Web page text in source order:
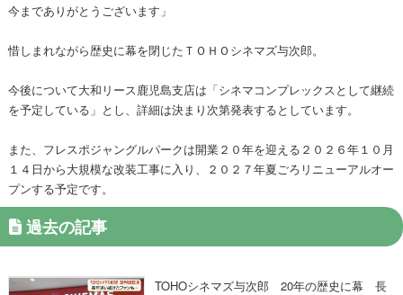
今までありがとうございます」
惜しまれながら歴史に幕を閉じたＴＯＨＯシネマズ与次郎。
今後について大和リース鹿児島支店は「シネマコンプレックスとして継続
を予定している」とし、詳細は決まり次第発表するとしています。
また、フレスポジャングルパークは開業２０年を迎える２０２６年１０月
１４日から大規模な改装工事に入り、２０２７年夏ごろリニューアルオー
プンする予定です。
過去の記事
TOHOシネマズ与次郎 20年の歴史に幕 長